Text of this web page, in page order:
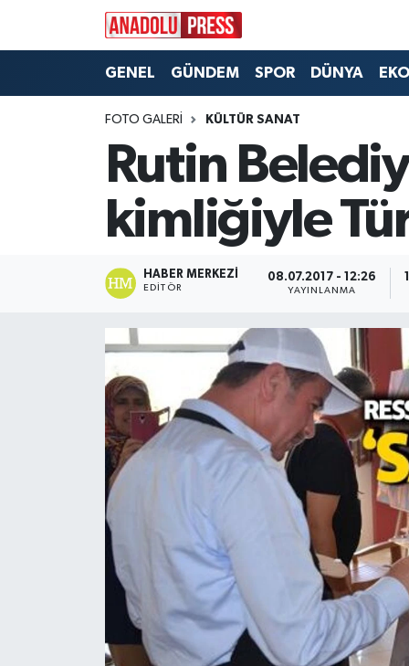
GENEL GÜNDEM SPOR DÜNYA
FOTO GALERI KÜLTÜR SANAT
Rutin
kimliğiyle
HABER MERKEZI
EDITÖR
08.07.2017 - 12:26
YAYINLANMA
Nöbetçi Eczaneler
Hava Durumu
Namaz Vakitleri
Trafik Durumu
Tüm Manşetler
Son Dakika Haberleri
Haber Arşivi